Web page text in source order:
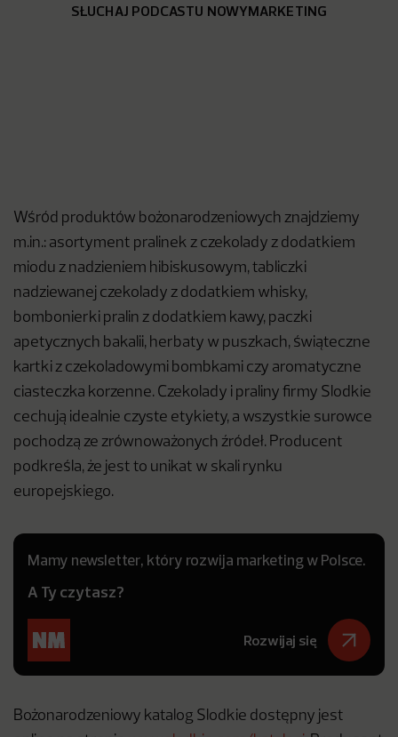
SŁUCHAJ PODCASTU NOWYMARKETING
Wśród produktów bożonarodzeniowych znajdziemy
m.in.: asortyment pralinek z czekolady z dodatkiem
miodu z nadzieniem hibiskusowym, tabliczki
nadziewanej czekolady z dodatkiem whisky,
bombonierki pralin z dodatkiem kawy, paczki
apetycznych bakalii, herbaty w puszkach, świąteczne
kartki z czekoladowymi bombkami czy aromatyczne
ciasteczka korzenne. Czekolady i praliny firmy Slodkie
cechują idealnie czyste etykiety, a wszystkie surowce
pochodzą ze zrównoważonych źródeł. Producent
podkreśla, że jest to unikat w skali rynku
europejskiego.
Mamy newsletter, który rozwija marketing w Polsce.
A Ty czytasz?
Rozwijaj się
Bożonarodzeniowy katalog Slodkie dostępny jest